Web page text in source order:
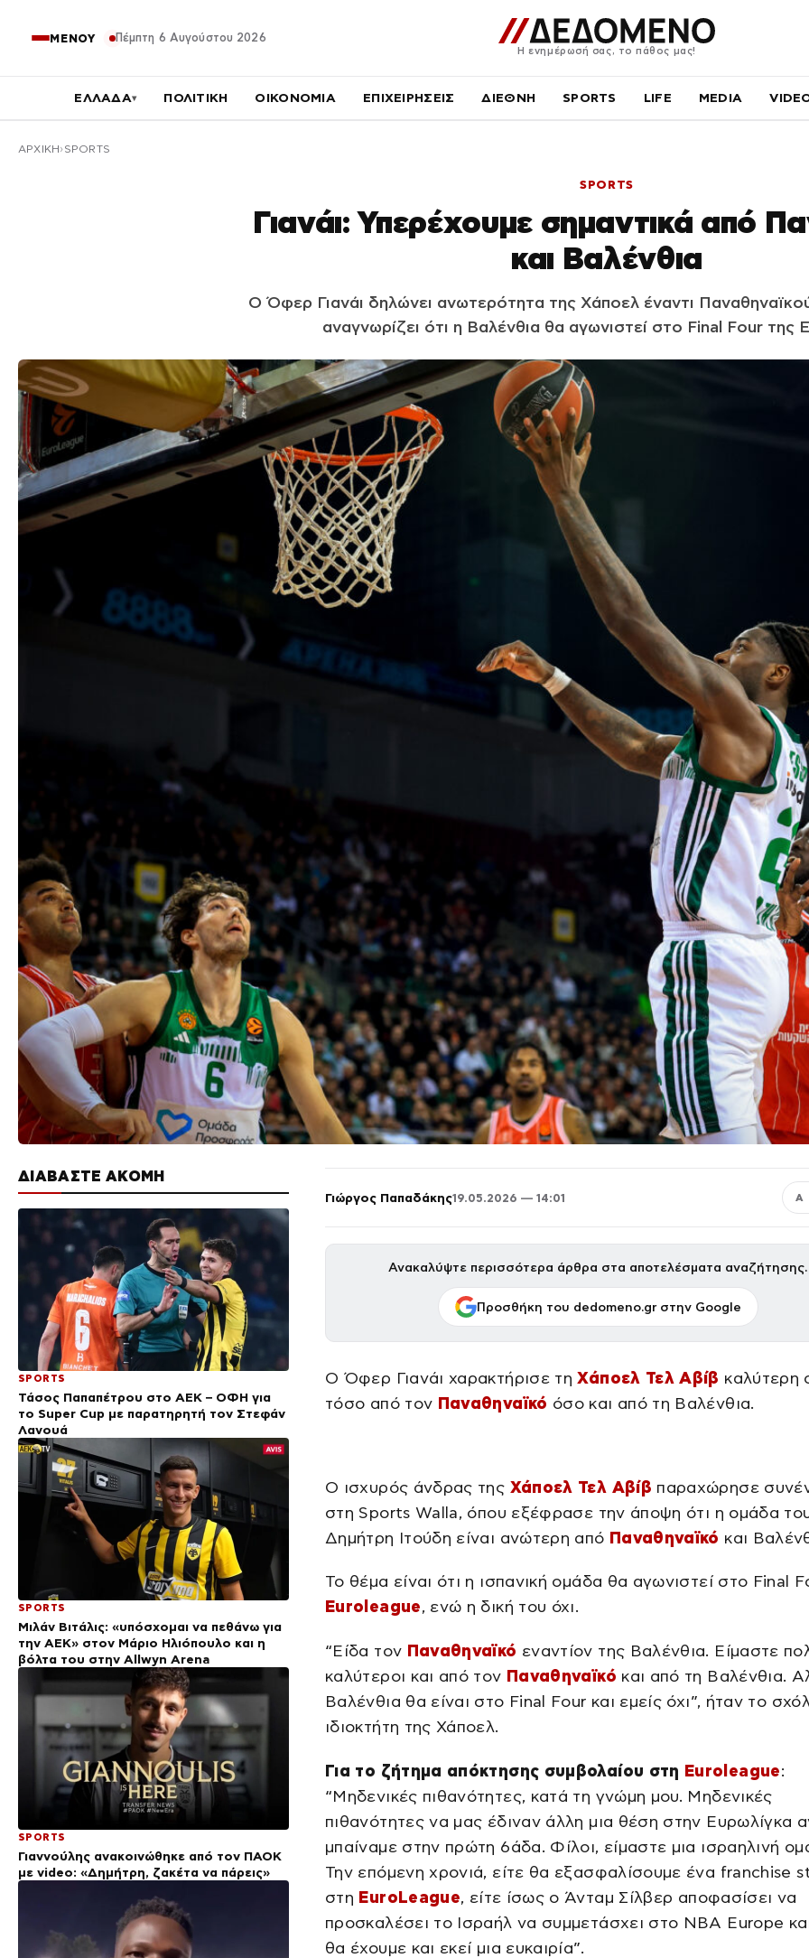
ΜΕΝΟΥ Πέμπτη 6 Αυγούστου 2026
Η ενημέρωσή σας, το πάθος μας!
ΕΛΛΑΔΑ▾ ΠΟΛΙΤΙΚΗ ΟΙΚΟΝΟΜΙΑ ΕΠΙΧΕΙΡΗΣΕΙΣ ΔΙΕΘΝΗ SPORTS LIFE MEDIA
ΑΡΧΙΚΉ SPORTS
SPORTS
Γιανάι: Υπερέχουμε σημαντικά από
και Βαλένθια
Ο Όφερ Γιανάι δηλώνει ανωτερότητα της Χάποελ έναντι
αναγνωρίζει ότι η Βαλένθια θα αγωνιστεί στο Final Four της
ΔΙΑΒΑΣΤΕ ΑΚΟΜΗ
SPORTS
Τάσος Παπαπέτρου στο ΑΕΚ – ΟΦΗ για
το Super Cup με παρατηρητή τον Στεφάν
Λανουά
SPORTS
Μιλάν Βιτάλις: «υπόσχομαι να πεθάνω για
την ΑΕΚ» στον Μάριο Ηλιόπουλο και η
βόλτα του στην Allwyn Arena
SPORTS
Γιαννούλης ανακοινώθηκε από τον ΠΑΟΚ
με video: «Δημήτρη, ζακέτα να πάρεις»
Γιώργος Παπαδάκης19.05.2026 — 14:01 Α
Ανακαλύψτε περισσότερα άρθρα στα αποτελέσματα αναζήτησης.
Προσθήκη του dedomeno.gr στην Google
Ο Όφερ Γιανάι χαρακτήρισε τηΧάποελ Τελ Αβίβ καλύτερη
τόσο από τον Παναθηναϊκό όσο και από τη Βαλένθια.
Ο ισχυρός άνδρας της Χάποελ Τελ Αβίβ παραχώρησε
στη Sports Walla, όπου εξέφρασε την άποψη ότι η ομάδα
Δημήτρη Ιτούδη είναι ανώτερη από Παναθηναϊκό και
Το θέμα είναι ότι η ισπανική ομάδα θα αγωνιστεί στο Final
Euroleague, ενώ η δική του όχι.
“Είδα τον Παναθηναϊκό εναντίον της Βαλένθια. Είμαστε
καλύτεροι και από τον Παναθηναϊκό και από τη Βαλένθια.
Βαλένθια θα είναι στο Final Four και εμείς όχι”, ήταν το
ιδιοκτήτη της Χάποελ.
Για το ζήτημα απόκτησης συμβολαίου στη Euroleague:
“Μηδενικές πιθανότητες, κατά τη γνώμη μου. Μηδενικές
πιθανότητες να μας έδιναν άλλη μια θέση στην Ευρωλίγκα
μπαίναμε στην πρώτη 6άδα. Φίλοι, είμαστε μια ισραηλινή
Την επόμενη χρονιά, είτε θα εξασφαλίσουμε ένα franchise
στη EuroLeague, είτε ίσως ο Άνταμ Σίλβερ αποφασίσει να
προσκαλέσει το Ισραήλ να συμμετάσχει στο NBA Europe
θα έχουμε και εκεί μια ευκαιρία”.